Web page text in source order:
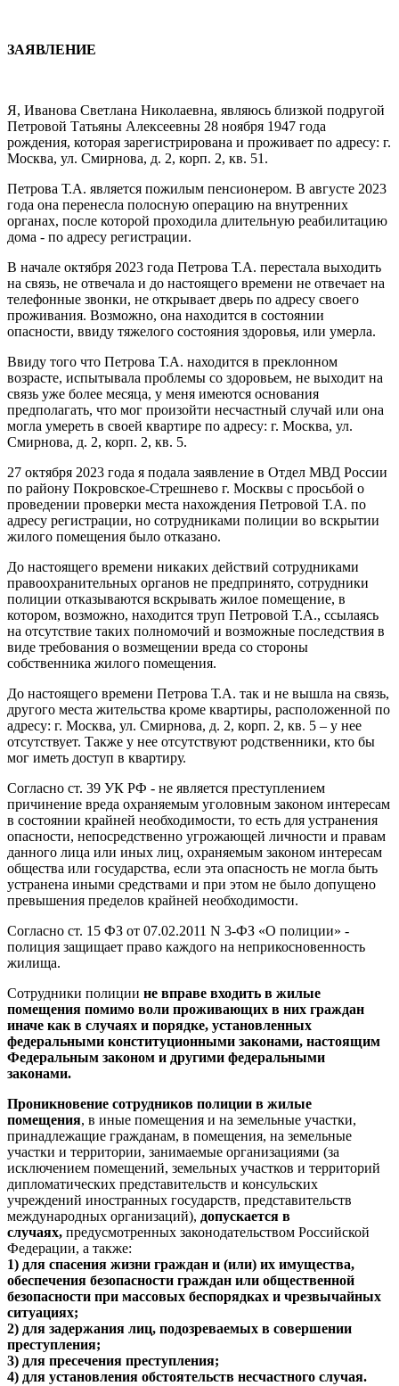
ЗАЯВЛЕНИЕ
Я, Иванова Светлана Николаевна, являюсь близкой подругой
Петровой Татьяны Алексеевны 28 ноября 1947 года
рождения, которая зарегистрирована и проживает по адресу: г.
Москва, ул. Смирнова, д. 2, корп. 2, кв. 51.
Петрова Т.А. является пожилым пенсионером. В августе 2023
года она перенесла полосную операцию на внутренних
органах, после которой проходила длительную реабилитацию
дома - по адресу регистрации.
В начале октября 2023 года Петрова Т.А. перестала выходить
на связь, не отвечала и до настоящего времени не отвечает на
телефонные звонки, не открывает дверь по адресу своего
проживания. Возможно, она находится в состоянии
опасности, ввиду тяжелого состояния здоровья, или умерла.
Ввиду того что Петрова Т.А. находится в преклонном
возрасте, испытывала проблемы со здоровьем, не выходит на
связь уже более месяца, у меня имеются основания
предполагать, что мог произойти несчастный случай или она
могла умереть в своей квартире по адресу: г. Москва, ул.
Смирнова, д. 2, корп. 2, кв. 5.
27 октября 2023 года я подала заявление в Отдел МВД России
по району Покровское-Стрешнево г. Москвы с просьбой о
проведении проверки места нахождения Петровой Т.А. по
адресу регистрации, но сотрудниками полиции во вскрытии
жилого помещения было отказано.
До настоящего времени никаких действий сотрудниками
правоохранительных органов не предпринято, сотрудники
полиции отказываются вскрывать жилое помещение, в
котором, возможно, находится труп Петровой Т.А., ссылаясь
на отсутствие таких полномочий и возможные последствия в
виде требования о возмещении вреда со стороны
собственника жилого помещения.
До настоящего времени Петрова Т.А. так и не вышла на связь,
другого места жительства кроме квартиры, расположенной по
адресу: г. Москва, ул. Смирнова, д. 2, корп. 2, кв. 5 – у нее
отсутствует. Также у нее отсутствуют родственники, кто бы
мог иметь доступ в квартиру.
Согласно ст. 39 УК РФ - не является преступлением
причинение вреда охраняемым уголовным законом интересам
в состоянии крайней необходимости, то есть для устранения
опасности, непосредственно угрожающей личности и правам
данного лица или иных лиц, охраняемым законом интересам
общества или государства, если эта опасность не могла быть
устранена иными средствами и при этом не было допущено
превышения пределов крайней необходимости.
Согласно ст. 15 ФЗ от 07.02.2011 N 3-ФЗ «О полиции» -
полиция защищает право каждого на неприкосновенность
жилища.
Сотрудники полиции не вправе входить в жилые
помещения помимо воли проживающих в них граждан
иначе как в случаях и порядке, установленных
федеральными конституционными законами, настоящим
Федеральным законом и другими федеральными
законами.
Проникновение сотрудников полиции в жилые
помещения, в иные помещения и на земельные участки,
принадлежащие гражданам, в помещения, на земельные
участки и территории, занимаемые организациями (за
исключением помещений, земельных участков и территорий
дипломатических представительств и консульских
учреждений иностранных государств, представительств
международных организаций), допускается в
случаях, предусмотренных законодательством Российской
Федерации, а также:
1) для спасения жизни граждан и (или) их имущества,
обеспечения безопасности граждан или общественной
безопасности при массовых беспорядках и чрезвычайных
ситуациях;
2) для задержания лиц, подозреваемых в совершении
преступления;
3) для пресечения преступления;
4) для установления обстоятельств несчастного случая.